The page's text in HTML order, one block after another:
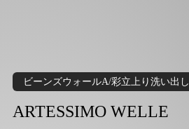
ビーンズウォールA/彩立上り洗い出し
ARTESSIMO WELLE